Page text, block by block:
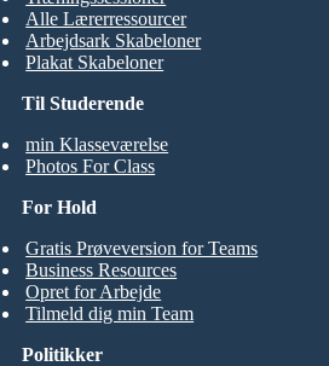
Til Studerende
min Klasseværelse
Photos For Class
Alle Lærerressourcer
Arbejdsark Skabeloner
Plakat Skabeloner
For Hold
Gratis Prøveversion for Teams
Business Resources
Opret for Arbejde
Tilmeld dig min Team
Politikker